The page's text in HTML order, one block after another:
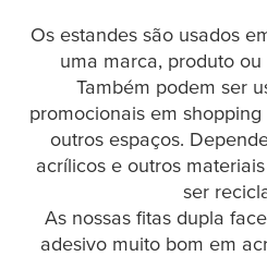
Os estandes são usados
uma marca, produto
Também podem ser
promocionais em
outros espaços.
acrílicos e outros
ser
As nossas fitas dupla face
adesivo muito bom em